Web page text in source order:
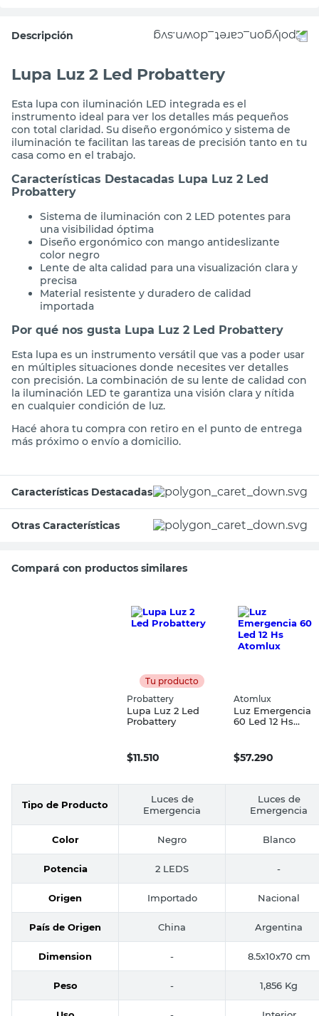
Descripción
Lupa Luz 2 Led Probattery
Esta lupa con iluminación LED integrada es el
instrumento ideal para ver los detalles más pequeños
con total claridad. Su diseño ergonómico y sistema de
iluminación te facilitan las tareas de precisión tanto en tu
casa como en el trabajo.
Características Destacadas Lupa Luz 2 Led
Probattery
Sistema de iluminación con 2 LED potentes para
una visibilidad óptima
Diseño ergonómico con mango antideslizante
color negro
Lente de alta calidad para una visualización clara y
precisa
Material resistente y duradero de calidad
importada
Por qué nos gusta Lupa Luz 2 Led Probattery
Esta lupa es un instrumento versátil que vas a poder usar
en múltiples situaciones donde necesites ver detalles
con precisión. La combinación de su lente de calidad con
la iluminación LED te garantiza una visión clara y nítida
en cualquier condición de luz.
Hacé ahora tu compra con retiro en el punto de entrega
más próximo o envío a domicilio.
Características Destacadas
Otras Características
Compará con productos similares
Tu producto
Probattery
Lupa Luz 2 Led
Probattery
$11.510
Atomlux
Luz Emergencia
60 Led 12 Hs
$57.290
Tipo de Producto
Luces de
Emergencia
Luces de
Emergencia
Color Negro Blanco
Potencia 2 LEDS -
Origen Importado Nacional
País de Origen China Argentina
Dimension - 8.5x10x70 cm
Peso - 1,856 Kg